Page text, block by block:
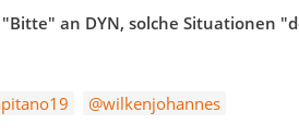
an DYN, solche Situationen
wilkenjohannes